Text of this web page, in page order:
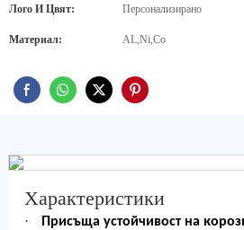
Лого И Цвят: Персонализирано
Материал: AL,Ni,Co
Характеристики
·
Присъща устойчивост на